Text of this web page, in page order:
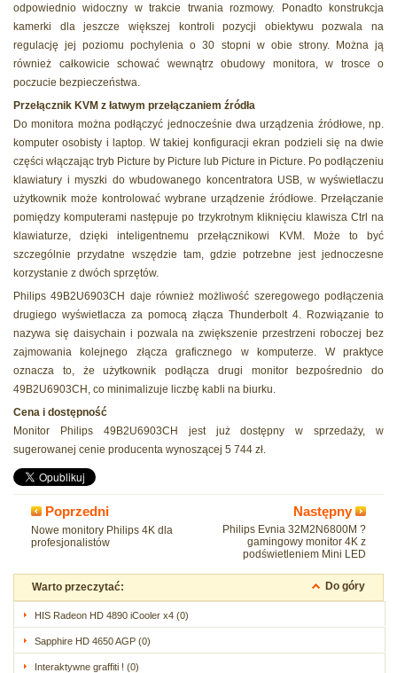
odpowiednio widoczny w trakcie trwania rozmowy. Ponadto konstrukcja
kamerki dla jeszcze większej kontroli pozycji obiektywu pozwala na
regulację jej poziomu pochylenia o 30 stopni w obie strony. Można ją
również całkowicie schować wewnątrz obudowy monitora, w trosce o
poczucie bezpieczeństwa.
Przełącznik KVM z łatwym przełączaniem źródła
Do monitora można podłączyć jednocześnie dwa urządzenia źródłowe, np.
komputer osobisty i laptop. W takiej konfiguracji ekran podzieli się na dwie
części włączając tryb Picture by Picture lub Picture in Picture. Po podłączeniu
klawiatury i myszki do wbudowanego koncentratora USB, w wyświetlaczu
użytkownik może kontrolować wybrane urządzenie źródłowe. Przełączanie
pomiędzy komputerami następuje po trzykrotnym kliknięciu klawisza Ctrl na
klawiaturze, dzięki inteligentnemu przełącznikowi KVM. Może to być
szczególnie przydatne wszędzie tam, gdzie potrzebne jest jednoczesne
korzystanie z dwóch sprzętów.
Philips 49B2U6903CH daje również możliwość szeregowego podłączenia
drugiego wyświetlacza za pomocą złącza Thunderbolt 4. Rozwiązanie to
nazywa się daisychain i pozwala na zwiększenie przestrzeni roboczej bez
zajmowania kolejnego złącza graficznego w komputerze. W praktyce
oznacza to, że użytkownik podłącza drugi monitor bezpośrednio do
49B2U6903CH, co minimalizuje liczbę kabli na biurku.
Cena i dostępność
Monitor Philips 49B2U6903CH jest już dostępny w sprzedaży, w
sugerowanej cenie producenta wynoszącej 5 744 zł.
Poprzedni
Nowe monitory Philips 4K dla
profesjonalistów
Następny
Philips Evnia 32M2N6800M ?
gamingowy monitor 4K z
podświetleniem Mini LED
Warto przeczytać: Do góry
HIS Radeon HD 4890 iCooler x4 (0)
Sapphire HD 4650 AGP (0)
Interaktywne graffiti ! (0)